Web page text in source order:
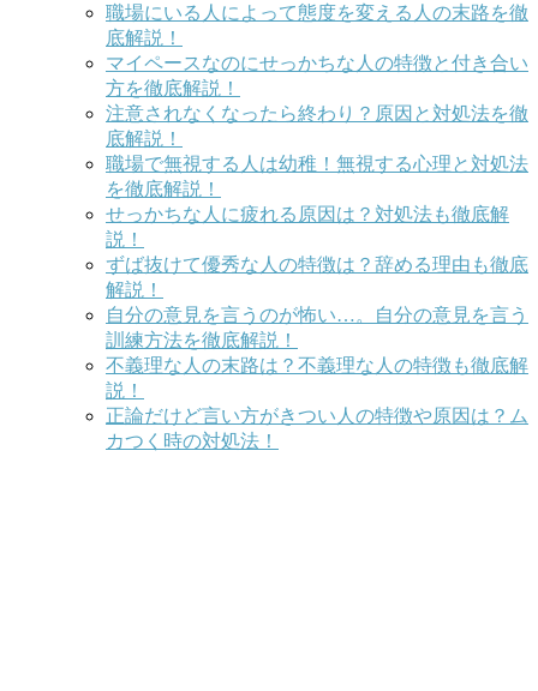
職場にいる人によって態度を変える人の末路を徹
底解説！
マイペースなのにせっかちな人の特徴と付き合い
方を徹底解説！
注意されなくなったら終わり？原因と対処法を徹
底解説！
職場で無視する人は幼稚！無視する心理と対処法
を徹底解説！
せっかちな人に疲れる原因は？対処法も徹底解
説！
ずば抜けて優秀な人の特徴は？辞める理由も徹底
解説！
自分の意見を言うのが怖い…。自分の意見を言う
訓練方法を徹底解説！
不義理な人の末路は？不義理な人の特徴も徹底解
説！
正論だけど言い方がきつい人の特徴や原因は？ム
カつく時の対処法！